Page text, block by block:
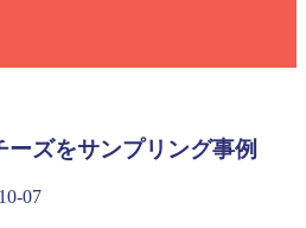
ズをサンプリング事例
07